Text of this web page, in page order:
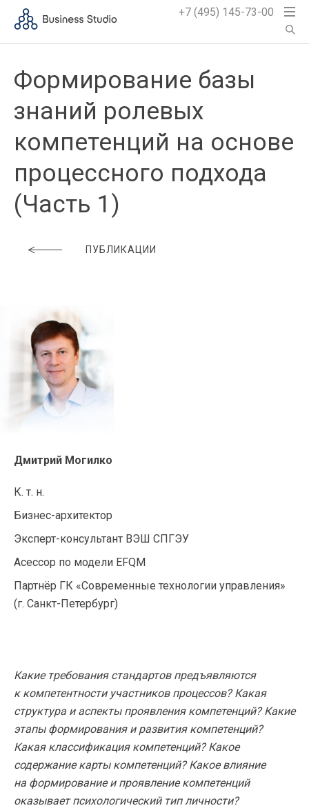
+7 (495) 145-73-00
Формирование базы
знаний ролевых
компетенций на основе
процессного подхода
(Часть 1)
ПУБЛИКАЦИИ
Дмитрий Могилко
К. т. н.
Бизнес-архитектор
Эксперт-консультант ВЭШ СПГЭУ
Асессор по модели EFQM
Партнёр ГК «Современные технологии управления»
(г. Санкт-Петербург)
Какие требования стандартов предъявляются
к компетентности участников процессов? Какая
структура и аспекты проявления компетенций? Какие
этапы формирования и развития компетенций?
Какая классификация компетенций? Какое
содержание карты компетенций? Какое влияние
на формирование и проявление компетенций
оказывает психологический тип личности?